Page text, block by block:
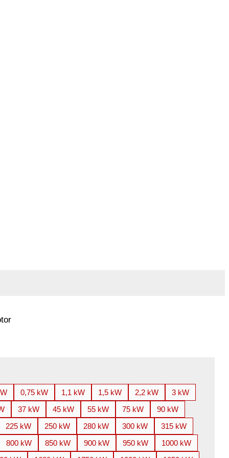
0,75 kW 1,1 kW 1,5 kW 2,2 kW
3 kW
37 kW 45 kW 55 kW 75 kW
90 kW
225 kW 250 kW 280 kW 300 kW
315 kW
800 kW 850 kW 900 kW 950 kW
1000 kW